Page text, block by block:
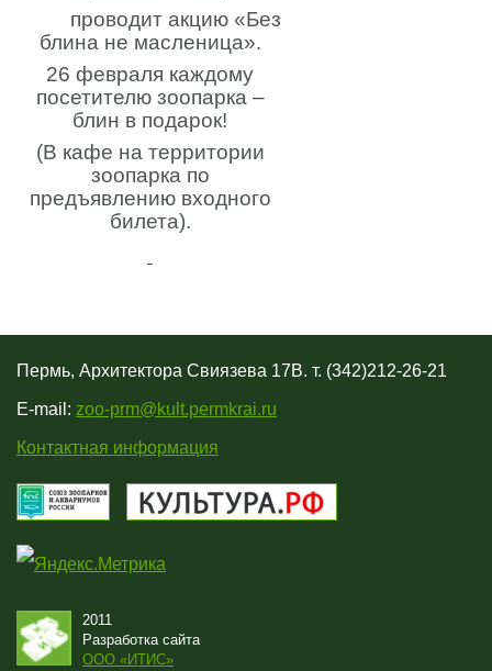
проводит акцию «Без
блина не масленица».
26 февраля каждому
посетителю зоопарка –
блин в подарок!
(В кафе на территории
зоопарка по
предъявлению входного
билета).
Пермь, Архитектора Свиязева 17В. т. (342)212-26-21
E-mail: zoo-prm@kult.permkrai.ru
Контактная информация
2011
Разработка сайта
OOO «ИТИС»